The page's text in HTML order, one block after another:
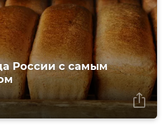
России с самым